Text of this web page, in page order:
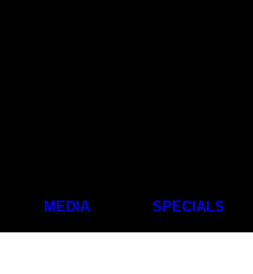
MEDIA SPECIALS